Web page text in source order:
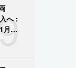
へ :
月に